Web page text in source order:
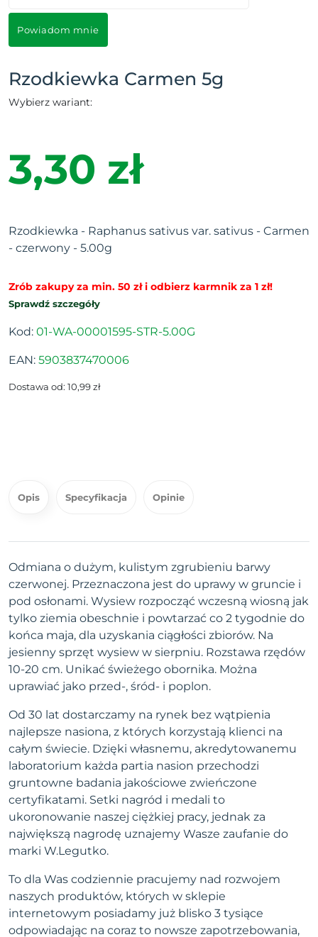
Powiadom mnie
Rzodkiewka Carmen 5g
Wybierz wariant:
3,30 zł
Rzodkiewka - Raphanus sativus var. sativus - Carmen
- czerwony - 5.00g
Zrób zakupy za min. 50 zł i odbierz karmnik za 1 zł!
Sprawdź szczegóły
Kod: 01-WA-00001595-STR-5.00G
EAN: 5903837470006
Dostawa od: 10,99 zł
Opis Specyfikacja Opinie
Odmiana o dużym, kulistym zgrubieniu barwy
czerwonej. Przeznaczona jest do uprawy w gruncie i
pod osłonami. Wysiew rozpocząć wczesną wiosną jak
tylko ziemia obeschnie i powtarzać co 2 tygodnie do
końca maja, dla uzyskania ciągłości zbiorów. Na
jesienny sprzęt wysiew w sierpniu. Rozstawa rzędów
10-20 cm. Unikać świeżego obornika. Można
uprawiać jako przed-, śród- i poplon.
Od 30 lat dostarczamy na rynek bez wątpienia
najlepsze nasiona, z których korzystają klienci na
całym świecie. Dzięki własnemu, akredytowanemu
laboratorium każda partia nasion przechodzi
gruntowne badania jakościowe zwieńczone
certyfikatami. Setki nagród i medali to
ukoronowanie naszej ciężkiej pracy, jednak za
największą nagrodę uznajemy Wasze zaufanie do
marki W.Legutko.
To dla Was codziennie pracujemy nad rozwojem
naszych produktów, których w sklepie
internetowym posiadamy już blisko 3 tysiące
odpowiadając na coraz to nowsze zapotrzebowania,